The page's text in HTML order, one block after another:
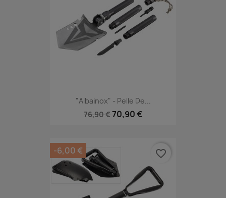
"Albainox" - Pelle De...
76,90 €70,90 €
-6,00 € favorite_border